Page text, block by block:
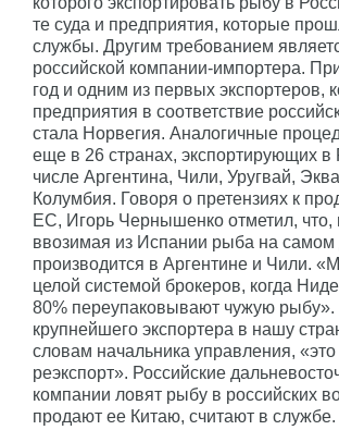
те суда и предприятия, которые
службы. Другим требованием
российской компании-импортера.
год и одним из первых экспортеров,
предприятия в соответствие
стала Норвегия. Аналогичные
еще в 26 странах, экспортирующих в
числе Аргентина, Чили, Уругвай,
Колумбия. Говоря о претензиях к
ЕС, Игорь Чернышенко отметил, что,
ввозимая из Испании рыба на самом
производится в Аргентине и Чили.
целой системой брокеров, когда
80% переупаковывают чужую рыбу».
крупнейшего экспортера в нашу
словам начальника управления,
реэкспорт». Российские
компании ловят рыбу в российских
продают ее Китаю, считают в службе.